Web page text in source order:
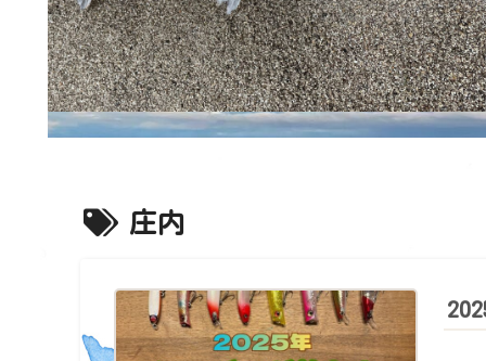
庄内